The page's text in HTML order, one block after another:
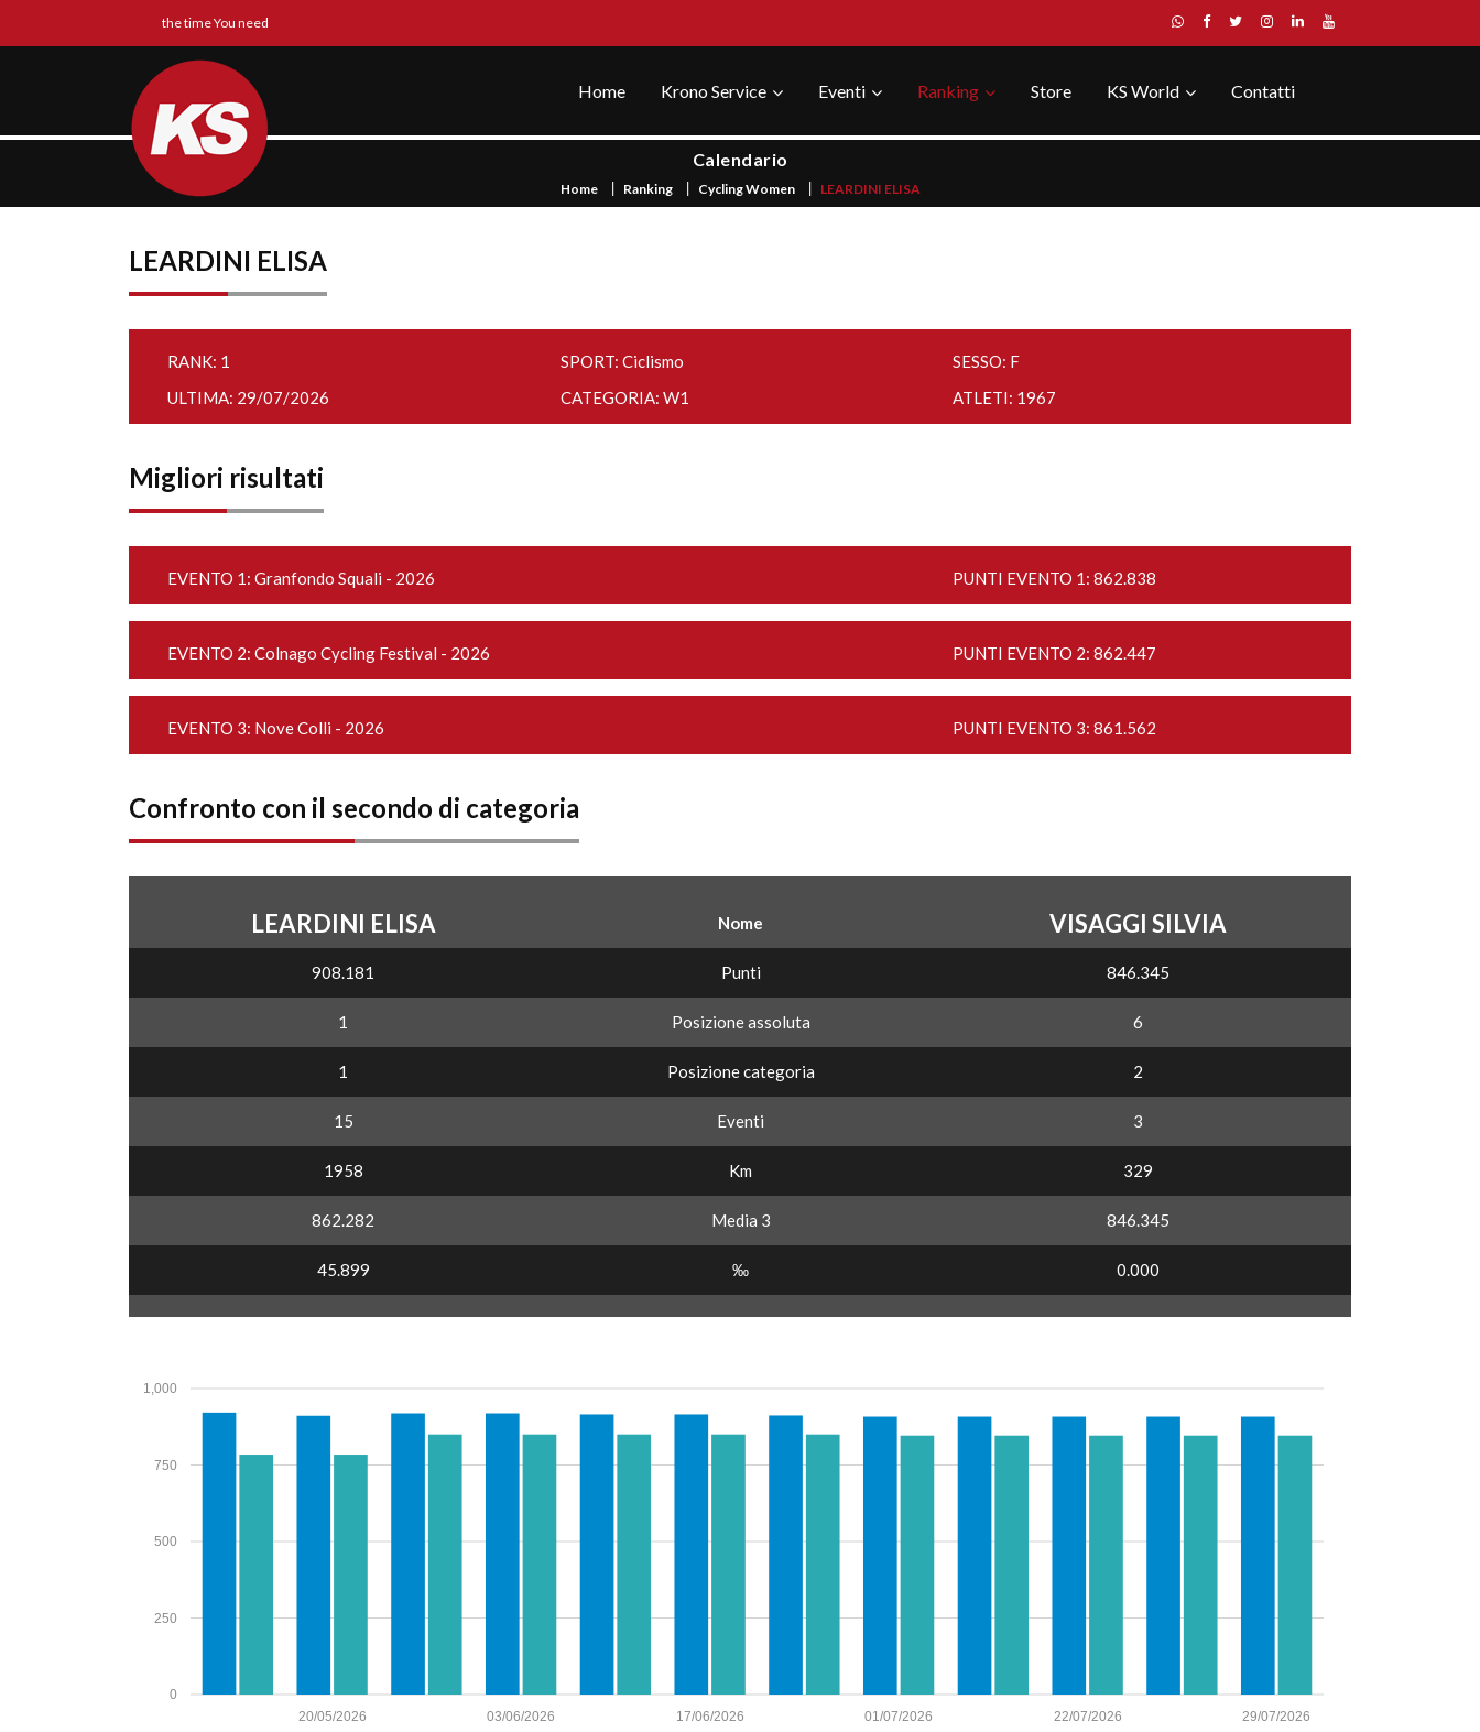
the time You need
Home Krono Service Eventi Ranking Store KS World Contatti
Calendario
Home Ranking Cycling Women LEARDINI ELISA
LEARDINI ELISA
RANK: 1 SPORT: Ciclismo
SESSO: F
ULTIMA: 29/07/2026
CATEGORIA: W1 ATLETI: 1967
Migliori risultati
EVENTO 1: Granfondo Squali - 2026 PUNTI EVENTO 1: 862.838
EVENTO 2: Colnago Cycling Festival - 2026 PUNTI EVENTO 2: 862.447
EVENTO 3: Nove Colli - 2026 PUNTI EVENTO 3: 861.562
Confronto con il secondo di categoria
LEARDINI ELISA Nome VISAGGI SILVIA
908.181 Punti 846.345
1 Posizione assoluta 6
1 Posizione categoria 2
15 Eventi 3
1958 Km 329
862.282 Media 3 846.345
45.899 ‰ 0.000
0
250
500
750
1,000
29/07/2026
22/07/2026
01/07/2026
17/06/2026
03/06/2026
20/05/2026